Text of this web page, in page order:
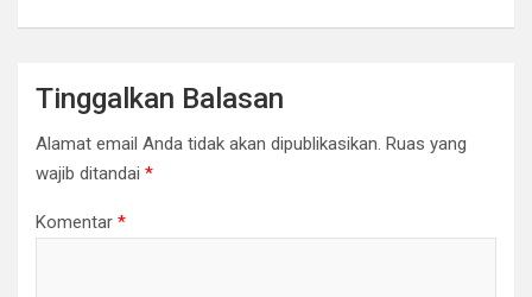
Tinggalkan Balasan
Alamat email Anda tidak akan dipublikasikan. Ruas yang
wajib ditandai *
Komentar *